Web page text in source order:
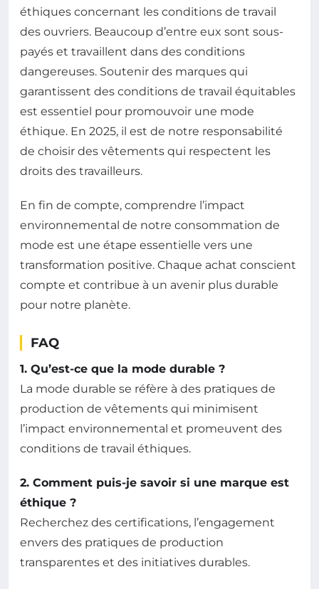
éthiques concernant les conditions de travail
des ouvriers. Beaucoup d’entre eux sont sous-
payés et travaillent dans des conditions
dangereuses. Soutenir des marques qui
garantissent des conditions de travail équitables
est essentiel pour promouvoir une mode
éthique. En 2025, il est de notre responsabilité
de choisir des vêtements qui respectent les
droits des travailleurs.
En fin de compte, comprendre l’impact
environnemental de notre consommation de
mode est une étape essentielle vers une
transformation positive. Chaque achat conscient
compte et contribue à un avenir plus durable
pour notre planète.
FAQ
1. Qu’est-ce que la mode durable ?
La mode durable se réfère à des pratiques de
production de vêtements qui minimisent
l’impact environnemental et promeuvent des
conditions de travail éthiques.
2. Comment puis-je savoir si une marque est
éthique ?
Recherchez des certifications, l’engagement
envers des pratiques de production
transparentes et des initiatives durables.